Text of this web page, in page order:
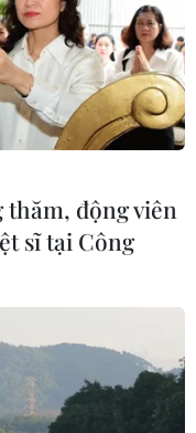
tử
heo
động viên
sĩ tại Công